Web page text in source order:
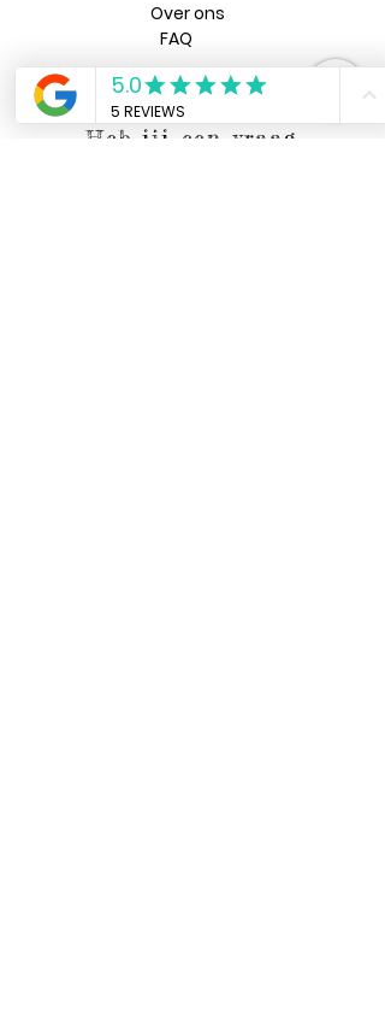
Over ons
FAQ
Algemene voorwaarden
Heb jij een vraag